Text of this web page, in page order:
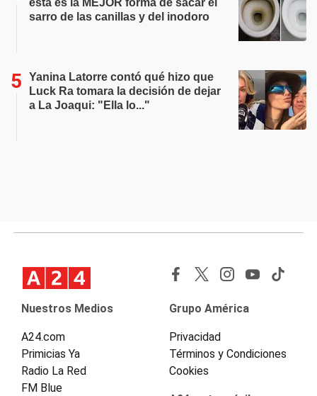
esta es la MEJOR forma de sacar el
sarro de las canillas y del inodoro
Yanina Latorre contó qué hizo que
Luck Ra tomara la decisión de dejar
a La Joaqui: "Ella lo..."
Nuestros Medios
A24.com
Primicias Ya
Radio La Red
FM Blue
Grupo América
Privacidad
Términos y Condiciones
Cookies